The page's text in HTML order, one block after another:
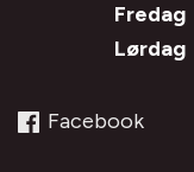
Fredag
Lørdag
Facebook